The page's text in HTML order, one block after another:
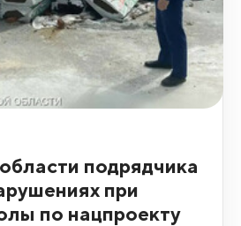
подрядчика
при
по нацпроекту